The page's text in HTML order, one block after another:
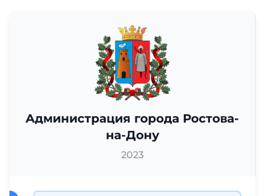
Администрация города Ростова-
на-Дону
2023